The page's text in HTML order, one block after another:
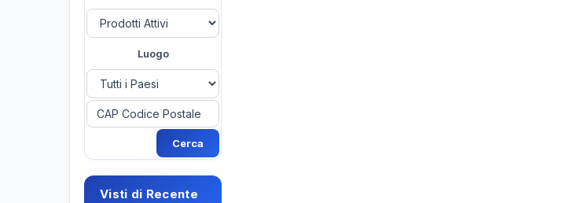
Luogo
Visti di Recente